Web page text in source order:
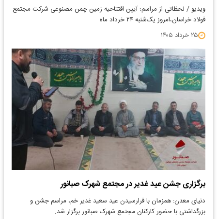
ویدیو / لحظاتی از مراسم؛ آیین افتتاحیه زمین چمن مصنوعی شرکت مجتمع
فولاد خراسان،امروز یک‌شنبه ۲۴ خرداد ماه
۲۵ خرداد ۱۴۰۵
برگزاری جشن عید غدیر در مجتمع شهرک صبانور
دنیای معدن: همزمان با فرارسیدن عید سعید غدیر خم، مراسم جشن و
بزرگداشتی با حضور کارکنان مجتمع شهرک صبانور برگزار شد.